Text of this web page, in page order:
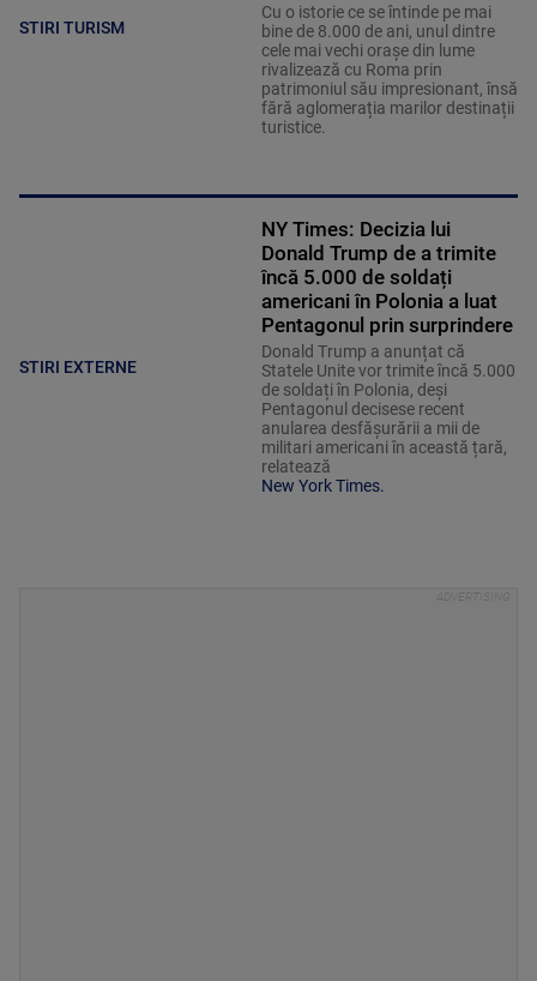
STIRI TURISM
Cu o istorie ce se întinde pe mai
bine de 8.000 de ani, unul dintre
cele mai vechi orașe din lume
rivalizează cu Roma prin
patrimoniul său impresionant, însă
fără aglomerația marilor destinații
turistice.
STIRI EXTERNE
NY Times: Decizia lui
Donald Trump de a trimite
încă 5.000 de soldați
americani în Polonia a luat
Pentagonul prin surprindere
Donald Trump a anunțat că
Statele Unite vor trimite încă 5.000
de soldați în Polonia, deși
Pentagonul decisese recent
anularea desfășurării a mii de
militari americani în această țară,
relatează
New York Times.